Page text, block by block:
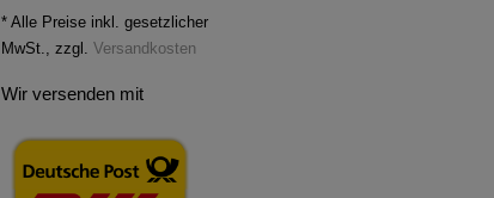
* Alle Preise inkl. gesetzlicher
MwSt., zzgl. Versandkosten
Wir versenden mit